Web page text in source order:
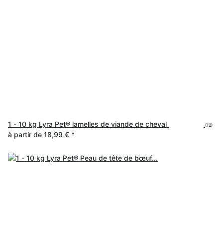
1 - 10 kg Lyra Pet® lamelles de viande de cheval (12)
à partir de 18,99 € *